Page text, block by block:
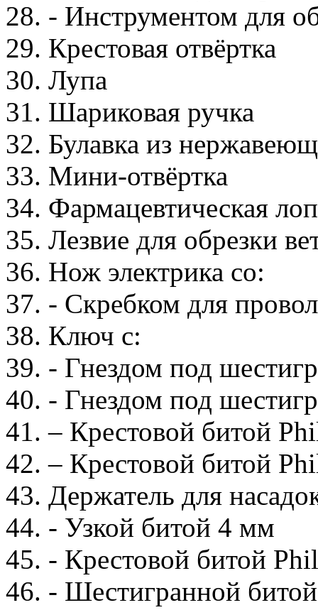
28. - Инструментом для
29. Крестовая отвёртка
30. Лупа
31. Шариковая ручка
32. Булавка из
33. Мини-отвёртка
34. Фармацевтическая
35. Лезвие для обрезки
36. Нож электрика со:
37. - Скребком для
38. Ключ с:
39. - Гнездом под
40. - Гнездом под
41. – Крестовой битой
42. – Крестовой битой
43. Держатель для
44. - Узкой битой 4 мм
45. - Крестовой битой
46. - Шестигранной